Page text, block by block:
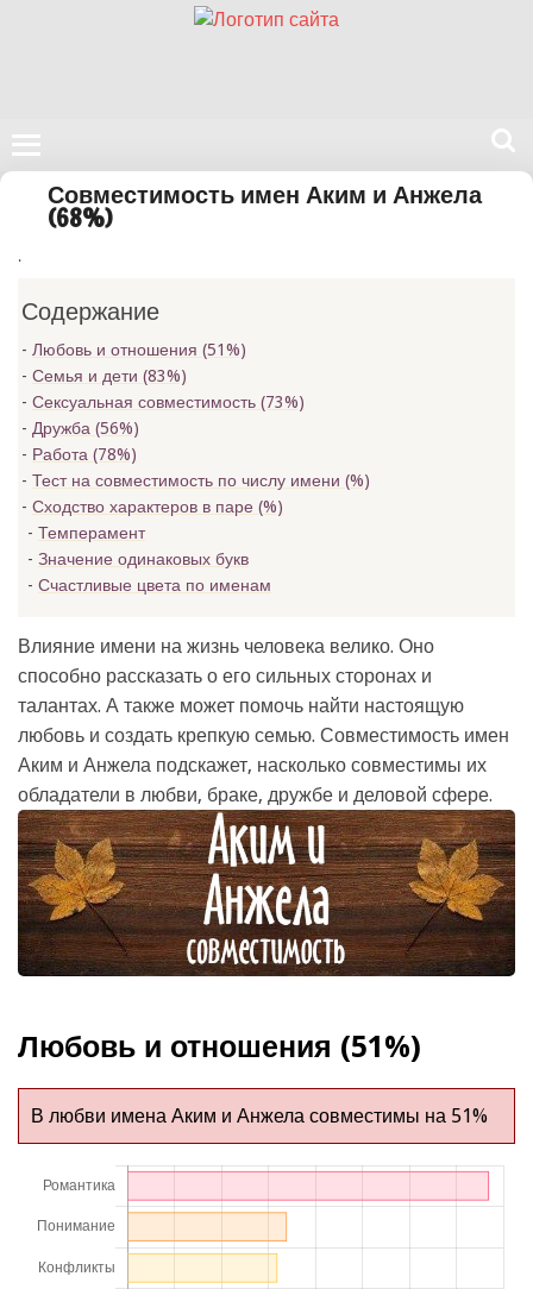
Поиск
сайте
Совместимость имен Аким и Анжела
(68%)
.
Содержание
Любовь и отношения (51%)
Семья и дети (83%)
Сексуальная совместимость (73%)
Дружба (56%)
Работа (78%)
Тест на совместимость по числу имени (%)
Сходство характеров в паре (%)
Темперамент
Значение одинаковых букв
Счастливые цвета по именам
Влияние имени на жизнь человека велико. Оно
способно рассказать о его сильных сторонах и
талантах. А также может помочь найти настоящую
любовь и создать крепкую семью. Совместимость имен
Аким и Анжела подскажет, насколько совместимы их
обладатели в любви, браке, дружбе и деловой сфере.
Любовь и отношения (51%)
В любви имена Аким и Анжела совместимы на 51%